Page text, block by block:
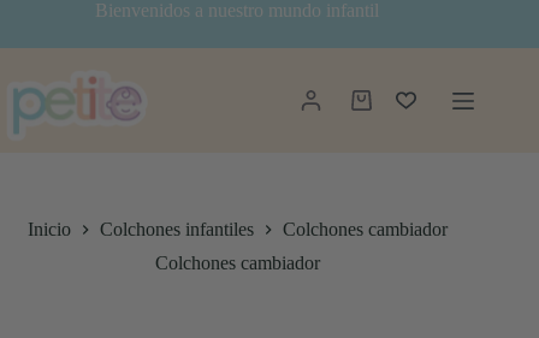
contenido
Bienvenidos a nuestro mundo infantil
Carro
Inicio Colchones infantiles
Colchones cambiador
Colchones cambiador